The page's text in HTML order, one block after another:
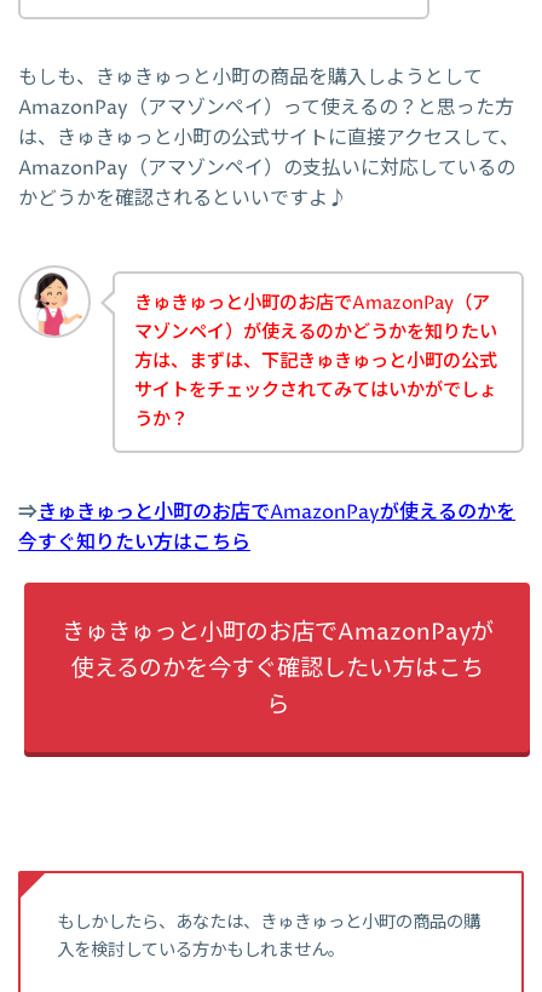
もしも、きゅきゅっと小町の商品を購入しようとして
AmazonPay（アマゾンペイ）って使えるの？と思った方
は、きゅきゅっと小町の公式サイトに直接アクセスして、
AmazonPay（アマゾンペイ）の支払いに対応しているの
かどうかを確認されるといいですよ♪
きゅきゅっと小町のお店でAmazonPay（ア
マゾンペイ）が使えるのかどうかを知りたい
方は、まずは、下記きゅきゅっと小町の公式
サイトをチェックされてみてはいかがでしょ
うか？
⇒きゅきゅっと小町のお店でAmazonPayが使えるのかを
今すぐ知りたい方はこちら
きゅきゅっと小町のお店でAmazonPayが
使えるのかを今すぐ確認したい方はこち
ら
もしかしたら、あなたは、きゅきゅっと小町の商品の購
入を検討している方かもしれません。